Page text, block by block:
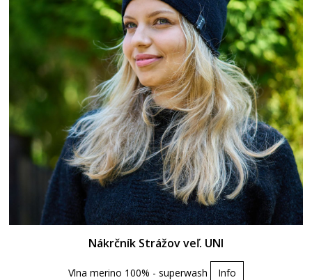
Nákrčník Strážov veľ. UNI
Vlna merino 100% - superwash Info